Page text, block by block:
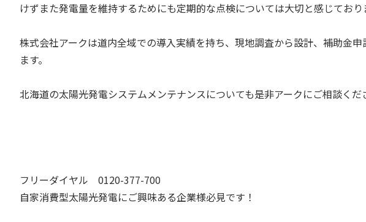
けずまた発電量を維持するためにも定期的な点検については大切と感じており
株式会社アークは道内全域での導入実績を持ち、現地調査から設計、補助金
ます。
北海道の太陽光発電システムメンテナンスについても是非アークにご相談くだ
フリーダイヤル 0120-377-700
自家消費型太陽光発電にご興味ある企業様必見です！